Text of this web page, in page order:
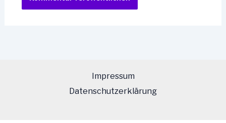
Impressum
Datenschutzerklärung